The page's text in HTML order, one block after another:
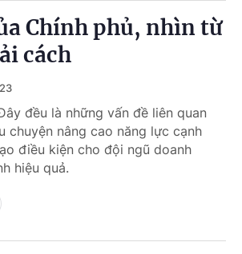
Chính phủ, nhìn từ
cách
đều là những vấn đề liên quan
chuyện nâng cao năng lực cạnh
điều kiện cho đội ngũ doanh
hiệu quả.